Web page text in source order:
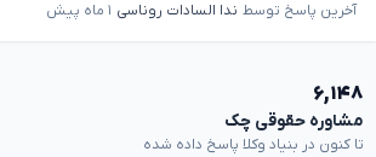
آخرین پاسخ توسط ندا السادات روناسی ۱ ماه پیش
۶,۱۴۸
مشاوره حقوقی چک
تا کنون در بنیاد وکلا پاسخ داده شده